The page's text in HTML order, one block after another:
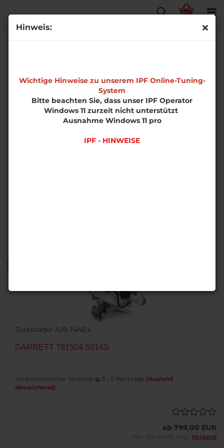
Hinweis:
Wichtige Hinweise zu unserem IPF Online-Tuning-
System
Bitte beachten Sie, dass unser IPF Operator
Windows 11 zurzeit nicht unterstützt
Ausnahme Windows 11 pro
IPF - HINWEISE
Turbolader A/B 14NEx
GARRETT 781504-5014S
voraussichtlicher Versand: 3 - 5 Werktage (Ausland
abweichend)
ab 799,00 EUR
inkl. 19% MwSt. zzgl. Versand